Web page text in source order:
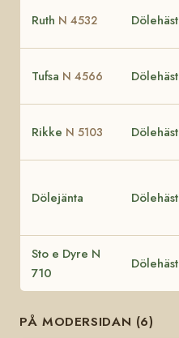
Ruth N 4532 Dölehäst
Tufsa N 4566 Dölehäst
Rikke N 5103 Dölehäst
Dölejänta Dölehäst
Sto e Dyre N
710
Dölehäst
PÅ MODERSIDAN (6)